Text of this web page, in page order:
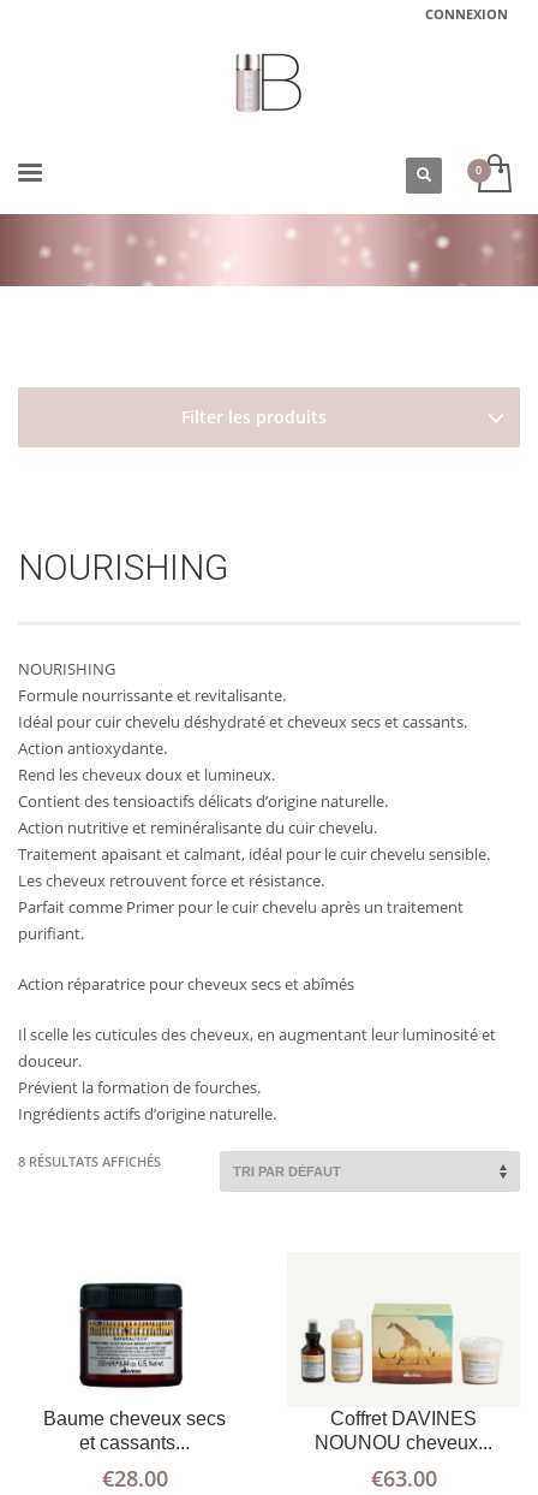
CONNEXION
Filter les produits
NOURISHING
NOURISHING
Formule nourrissante et revitalisante.
Idéal pour cuir chevelu déshydraté et cheveux secs et cassants.
Action antioxydante.
Rend les cheveux doux et lumineux.
Contient des tensioactifs délicats d’origine naturelle.
Action nutritive et reminéralisante du cuir chevelu.
Traitement apaisant et calmant, idéal pour le cuir chevelu sensible.
Les cheveux retrouvent force et résistance.
Parfait comme Primer pour le cuir chevelu après un traitement
purifiant.
Action réparatrice pour cheveux secs et abîmés
Il scelle les cuticules des cheveux, en augmentant leur luminosité et
douceur.
Prévient la formation de fourches.
Ingrédients actifs d’origine naturelle.
8 RÉSULTATS AFFICHÉS
Baume cheveux secs
et cassants...
€28.00
PANIER
D'INFOS
Coffret DAVINES
NOUNOU cheveux...
€63.00
PANIER
D'INFOS
AJOUTER AU
PANIER
PLUS
D'INFOS
AJOUTER AU
PANIER
PLUS
D'INFOS